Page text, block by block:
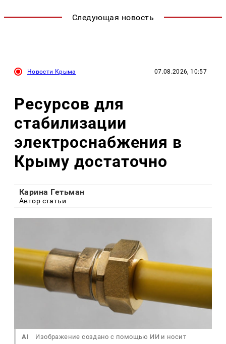
Следующая новость
Новости Крыма 07.08.2026, 10:57
Ресурсов для
стабилизации
электроснабжения в
Крыму достаточно
Карина Гетьман
Автор статьи
AI
Изображение создано с помощью ИИ и носит